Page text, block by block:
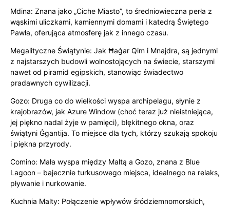
Mdina: Znana jako „Ciche Miasto”, to średniowieczna perła z
wąskimi uliczkami, kamiennymi domami i katedrą Świętego
Pawła, oferująca atmosferę jak z innego czasu.
Megalityczne Świątynie: Jak Ħaġar Qim i Mnajdra, są jednymi
z najstarszych budowli wolnostojących na świecie, starszymi
nawet od piramid egipskich, stanowiąc świadectwo
pradawnych cywilizacji.
Gozo: Druga co do wielkości wyspa archipelagu, słynie z
krajobrazów, jak Azure Window (choć teraz już nieistniejąca,
jej piękno nadal żyje w pamięci), błękitnego okna, oraz
świątyni Ġgantija. To miejsce dla tych, którzy szukają spokoju
i piękna przyrody.
Comino: Mała wyspa między Maltą a Gozo, znana z Blue
Lagoon – bajecznie turkusowego miejsca, idealnego na relaks,
pływanie i nurkowanie.
Kuchnia Malty: Połączenie wpływów śródziemnomorskich,